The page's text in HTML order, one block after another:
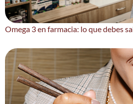
Omega 3 en farmacia: lo que debes